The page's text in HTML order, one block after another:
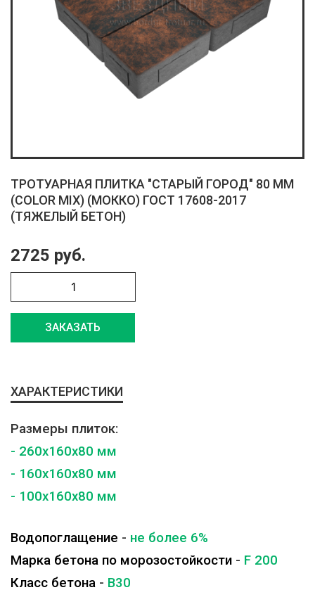
ТРОТУАРНАЯ ПЛИТКА "СТАРЫЙ ГОРОД" 80 ММ
(COLOR MIX) (МОККО) ГОСТ 17608-2017
(ТЯЖЕЛЫЙ БЕТОН)
2725 руб.
ЗАКАЗАТЬ
ХАРАКТЕРИСТИКИ
Размеры плиток:
- 260x160x80 мм
- 160x160x80 мм
- 100x160x80 мм
Водопоглащение - не более 6%
Марка бетона по морозостойкости - F 200
Класс бетона - B30